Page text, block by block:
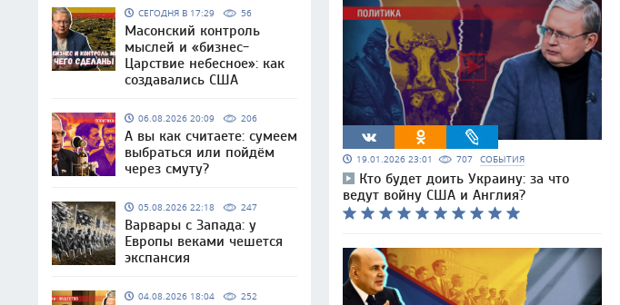
СЕГОДНЯ В 17:29 56
Масонский контроль
мыслей и «бизнес-
Царствие небесное»: как
создавались США
06.08.2026 20:09 206
А вы как считаете: сумеем
выбраться или пойдём
через смуту?
05.08.2026 22:18 247
Варвары с Запада: у
Европы веками чешется
экспансия
04.08.2026 18:04 252
19.01.2026 23:01 707 СОБЫТИЯ
Кто будет доить Украину: за что
ведут войну США и Англия?